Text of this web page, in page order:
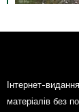
Інтернет-
матеріалів без